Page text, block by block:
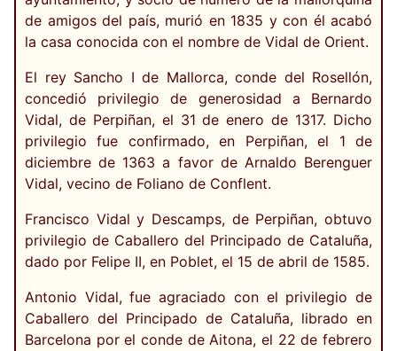
de amigos del país, murió en 1835 y con él acabó
la casa conocida con el nombre de Vidal de Orient.
El rey Sancho I de Mallorca, conde del Rosellón,
concedió privilegio de generosidad a Bernardo
Vidal, de Perpiñan, el 31 de enero de 1317. Dicho
privilegio fue confirmado, en Perpiñan, el 1 de
diciembre de 1363 a favor de Arnaldo Berenguer
Vidal, vecino de Foliano de Conflent.
Francisco Vidal y Descamps, de Perpiñan, obtuvo
privilegio de Caballero del Principado de Cataluña,
dado por Felipe II, en Poblet, el 15 de abril de 1585.
Antonio Vidal, fue agraciado con el privilegio de
Caballero del Principado de Cataluña, librado en
Barcelona por el conde de Aitona, el 22 de febrero